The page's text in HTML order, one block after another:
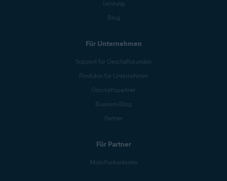
Leistung
Blog
Für Unternehmen
Support für Geschäftskunden
Produkte für Unternehmen
Geschäftspartner
Business-Blog
Partner
Für Partner
Mobilfunkanbieter